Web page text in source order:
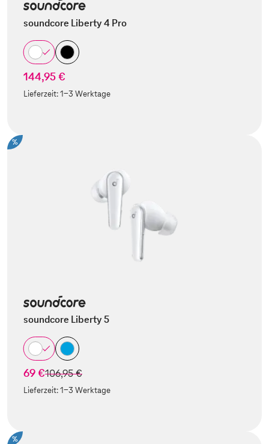
soundcore Liberty 4 Pro
144,95 €
Lieferzeit:1-3 Werktage
%
soundcore Liberty 5
69 €statt
106,95 €
Lieferzeit:1-3 Werktage
%